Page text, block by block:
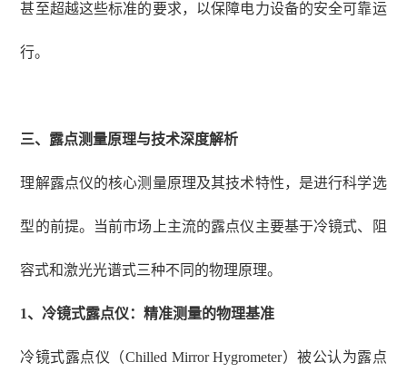
甚至超越这些标准的要求，以保障电力设备的安全可靠运
行。
三、露点测量原理与技术深度解析
理解露点仪的核心测量原理及其技术特性，是进行科学选
型的前提。当前市场上主流的露点仪主要基于冷镜式、阻
容式和激光光谱式三种不同的物理原理。
1、 冷镜式露点仪：精准测量的物理基准
冷镜式露点仪（Chilled Mirror Hygrometer）被公认为露点